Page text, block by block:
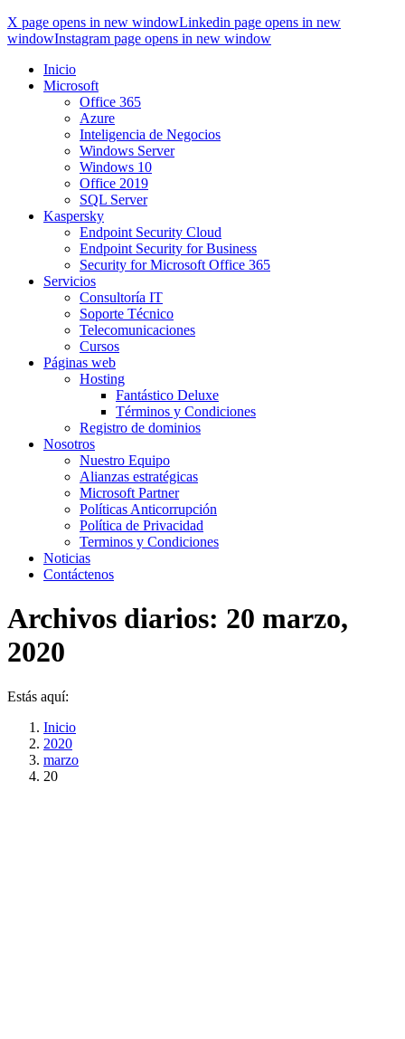
X page opens in new windowLinkedin page opens in new
windowInstagram page opens in new window
Inicio
Microsoft
Office 365
Azure
Inteligencia de Negocios
Windows Server
Windows 10
Office 2019
SQL Server
Kaspersky
Endpoint Security Cloud
Endpoint Security for Business
Security for Microsoft Office 365
Servicios
Consultoría IT
Soporte Técnico
Telecomunicaciones
Cursos
Páginas web
Hosting
Fantástico Deluxe
Términos y Condiciones
Registro de dominios
Nosotros
Nuestro Equipo
Alianzas estratégicas
Microsoft Partner
Políticas Anticorrupción
Política de Privacidad
Terminos y Condiciones
Noticias
Contáctenos
Archivos diarios: 20 marzo,
2020
Estás aquí:
Inicio
2020
marzo
20